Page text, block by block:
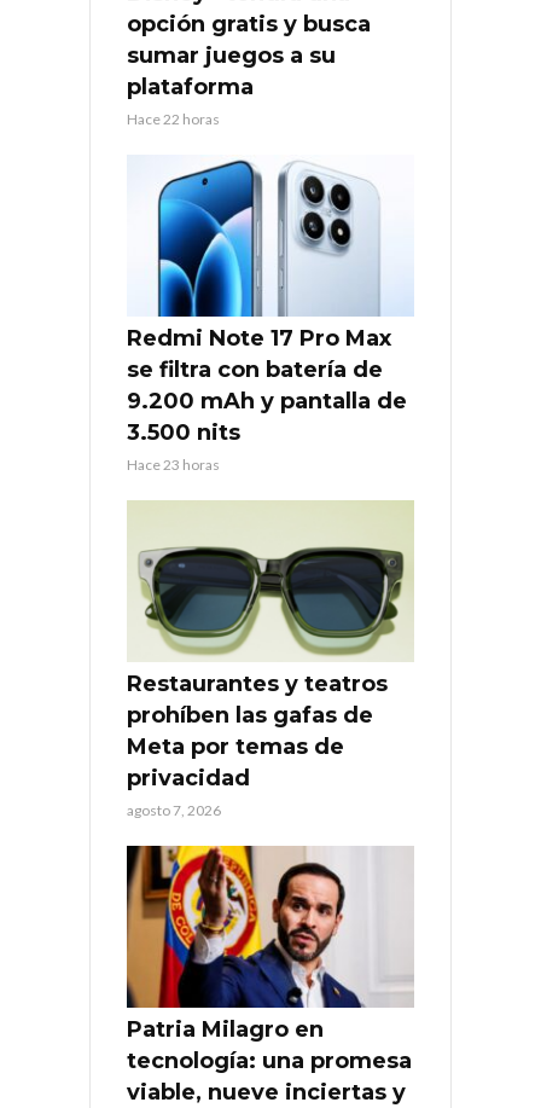
opción gratis y busca
sumar juegos a su
plataforma
Hace 22 horas
Redmi Note 17 Pro Max
se filtra con batería de
9.200 mAh y pantalla de
3.500 nits
Hace 23 horas
Restaurantes y teatros
prohíben las gafas de
Meta por temas de
privacidad
agosto 7, 2026
Patria Milagro en
tecnología: una promesa
viable, nueve inciertas y